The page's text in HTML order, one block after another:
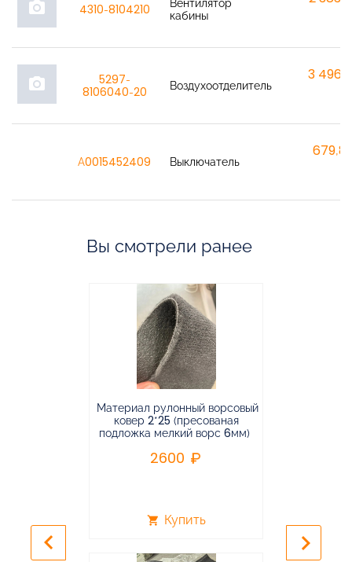
photo_camera 4310-8104210
Вентилятор
кабины
photo_camera
5297-
8106040-20
Воздухоотделитель
3
A0015452409 Выключатель
Вы смотрели ранее
Материал рулонный ворсовый
ковер 2*25 (пресованая
подложка мелкий ворс 6мм)
2600
shopping_cart Купить
keyboard_arrow_left keyboard_arrow_right